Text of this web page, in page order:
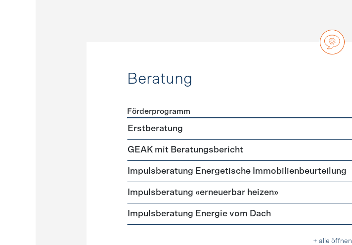
Beratung
Förderprogramme
Förderprogramm
Erstberatung
GEAK mit Beratungsbericht
Impuls­beratung Energetische Immobilien­beurteilung
Impulsberatung «erneuerbar heizen»
Impulsberatung Energie vom Dach
+ alle öffnen